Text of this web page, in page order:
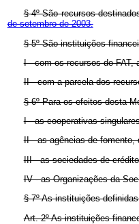
§ 4º São recursos
de setembro de 2003.
§ 5º São instituições
I - com os recursos do
II - com a parcela dos
§ 6º Para os efeitos desta
I - as cooperativas
II - as agências de fomento,
III - as sociedades de
IV - as Organizações da
§ 7º As instituições
Art. 2º As instituições